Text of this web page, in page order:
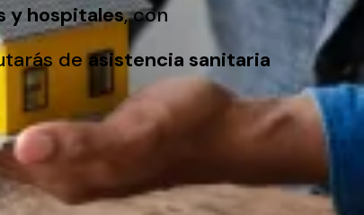
y hospitales, con
deasistencia sanitaria